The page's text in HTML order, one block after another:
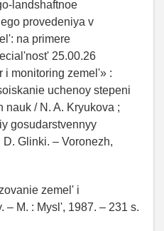
landshaftnoe
provedeniya v
na primere
25.00.26
i monitoring zemel'» :
uchenoy stepeni
nauk / N. A. Kryukova ;
gosudarstvennyy
Glinki. – Voronezh,
zemel' i
– M. : Mysl', 1987. – 231 s.